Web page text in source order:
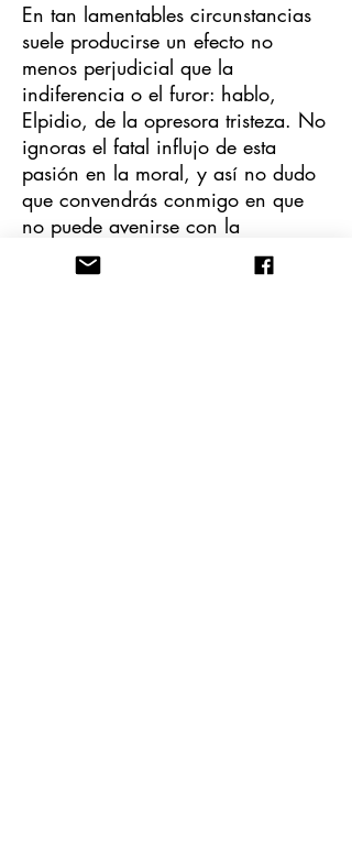
En tan lamentables circunstancias
suele producirse un efecto no
menos perjudicial que la
indiferencia o el furor: hablo,
Elpidio, de la opresora tristeza. No
ignoras el fatal influjo de esta
pasión en la moral, y así no dudo
que convendrás conmigo en que
no puede avenirse con la
verdadera piedad, que es la fuente
más pura de alegría. Prodúcese la